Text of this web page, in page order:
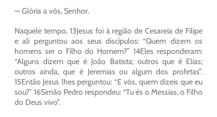
— Glória a vós, Senhor.
Naquele tempo, 13Jesus foi à região de Cesareia de Filipe
e ali perguntou aos seus discípulos: “Quem dizem os
homens ser o Filho do Homem?” 14Eles responderam:
“Alguns dizem que é João Batista; outros que é Elias;
outros ainda, que é Jeremias ou algum dos profetas”.
15Então Jesus lhes perguntou: “E vós, quem dizeis que eu
sou?” 16Simão Pedro respondeu: “Tu és o Messias, o Filho
do Deus vivo”.